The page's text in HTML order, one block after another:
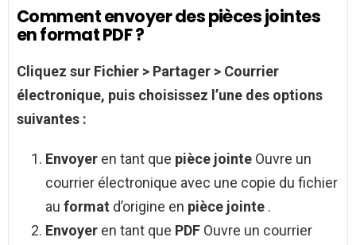
Comment envoyer des pièces jointes
en format PDF ?
Cliquez sur Fichier > Partager > Courrier
électronique, puis choisissez l’une des options
suivantes :
Envoyer en tant que pièce jointe Ouvre un
courrier électronique avec une copie du fichier
au format d’origine en pièce jointe .
Envoyer en tant que PDF Ouvre un courrier